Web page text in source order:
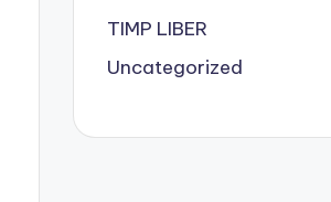
TIMP LIBER
Uncategorized